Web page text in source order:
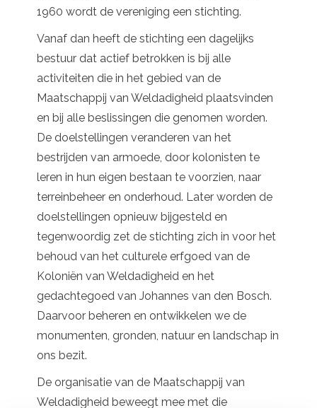
1960 wordt de vereniging een stichting.
Vanaf dan heeft de stichting een dagelijks
bestuur dat actief betrokken is bij alle
activiteiten die in het gebied van de
Maatschappij van Weldadigheid plaatsvinden
en bij alle beslissingen die genomen worden.
De doelstellingen veranderen van het
bestrijden van armoede, door kolonisten te
leren in hun eigen bestaan te voorzien, naar
terreinbeheer en onderhoud. Later worden de
doelstellingen opnieuw bijgesteld en
tegenwoordig zet de stichting zich in voor het
behoud van het culturele erfgoed van de
Koloniën van Weldadigheid en het
gedachtegoed van Johannes van den Bosch.
Daarvoor beheren en ontwikkelen we de
monumenten, gronden, natuur en landschap in
ons bezit.
De organisatie van de Maatschappij van
Weldadigheid beweegt mee met die